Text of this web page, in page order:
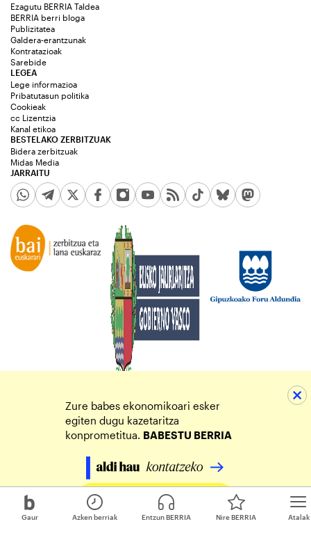
Gaur Atalak
Azken berriak Entzun BERRIA Nire BERRIA
Ezagutu BERRIA Taldea
BERRIA berri bloga
Publizitatea
Galdera-erantzunak
Kontratazioak
Sarebide
JARRAITU
LEGEA
Lege informazioa
Pribatutasun politika
Cookieak
cc Lizentzia
Kanal etikoa
BESTELAKO ZERBITZUAK
Bidera zerbitzuak
Midas Media
Zure babes ekonomikoari esker
egiten dugu kazetaritza
konprometitua. BABESTU BERRIA
Egin zure ekarpena